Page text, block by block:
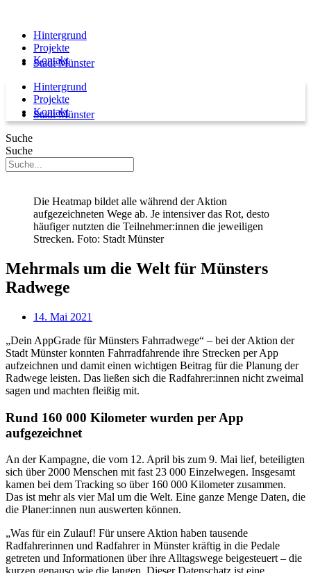
Hintergrund
Projekte
Kontakt
Stadt Münster
Hintergrund
Projekte
Kontakt
Stadt Münster
Suche
Suche
Die Heatmap bildet alle während der Aktion
aufgezeichneten Wege ab. Je intensiver das Rot, desto
häufiger nutzten die Teilnehmer:innen die jeweiligen
Strecken. Foto: Stadt Münster
Mehrmals um die Welt für Münsters
Radwege
14. Mai 2021
„Dein AppGrade für Münsters Fahrradwege“ – bei der Aktion der
Stadt Münster konnten Fahrradfahrende ihre Strecken per App
aufzeichnen und damit einen wichtigen Beitrag für die Planung der
Radwege leisten. Das ließen sich die Radfahrer:innen nicht zweimal
sagen und machten fleißig mit.
Rund 160 000 Kilometer wurden per App
aufgezeichnet
An der Kampagne, die vom 12. April bis zum 9. Mai lief, beteiligten
sich über 2000 Menschen mit fast 23 000 Einzelwegen. Insgesamt
kamen bei dem Tracking so über 160 000 Kilometer zusammen.
Das ist mehr als vier Mal um die Welt. Eine ganze Menge Daten, die
die Planer:innen nun auswerten können.
„Was für ein Zulauf! Für unsere Aktion haben tausende
Radfahrerinnen und Radfahrer in Münster kräftig in die Pedale
getreten und Informationen über ihre Alltagswege beigesteuert – die